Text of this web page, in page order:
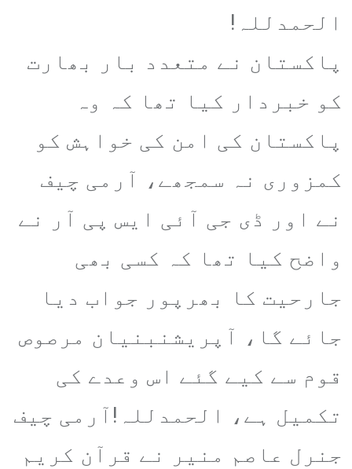
الحمدللہ!
پاکستان نے متعدد بار بھارت
کو خبردار کیا تھا کہ وہ
پاکستان کی امن کی خواہش کو
کمزوری نہ سمجھے، آرمی چیف
نے اور ڈی جی آئی ایس پی آر نے
واضح کیا تھا کہ کسی بھی
جارحیت کا بھرپور جواب دیا
جائے گا، آپریشنبنیان مرصوص
قوم سے کیے گئے اس وعدے کی
تکمیل ہے، الحمدللہ!آرمی چیف
جنرل عاصم منیر نے قرآن کریم